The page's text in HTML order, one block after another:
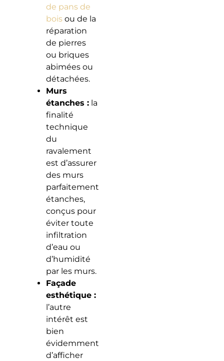
de pans de
boisou de la
réparation
de pierres
ou briques
abimées ou
détachées.
Murs
étanches :la
finalité
technique
du
ravalement
est d’assurer
des murs
parfaitement
étanches,
conçus pour
éviter toute
infiltration
d’eau ou
d’humidité
par les murs.
Façade
esthétique :
l’autre
intérêt est
bien
évidemment
d’afficher